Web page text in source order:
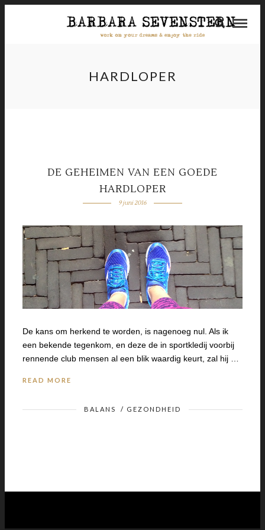
HARDLOPER
DE GEHEIMEN VAN EEN GOEDE
HARDLOPER
9 juni 2016
De kans om herkend te worden, is nagenoeg nul. Als ik
een bekende tegenkom, en deze de in sportkledij voorbij
rennende club mensen al een blik waardig keurt, zal hij …
READ MORE
BALANS / GEZONDHEID